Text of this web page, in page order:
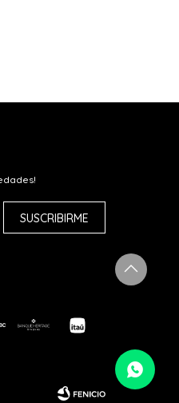
SUSCRIBIRME